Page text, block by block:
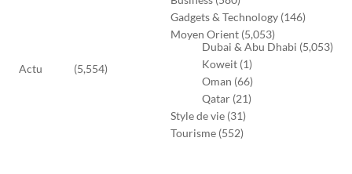
Actu (5,554)
Gadgets & Technology (146)
Moyen Orient (5,053)
Dubai & Abu Dhabi (5,053)
Koweit (1)
Oman (66)
Qatar (21)
Style de vie (31)
Tourisme (552)